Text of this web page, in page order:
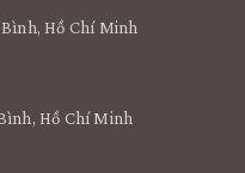
Hồ Chí Minh
Hồ Chí Minh